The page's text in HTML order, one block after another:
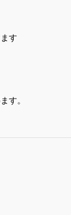
す
す。